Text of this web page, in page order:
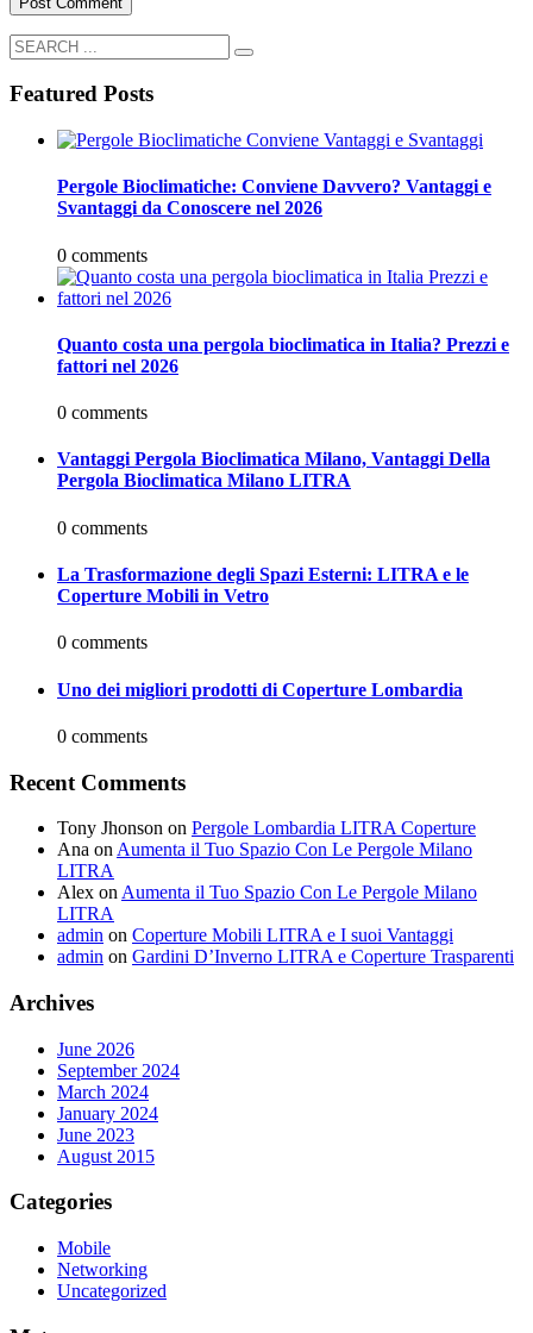
Featured Posts
Pergole Bioclimatiche: Conviene Davvero? Vantaggi e
Svantaggi da Conoscere nel 2026
0 comments
Quanto costa una pergola bioclimatica in Italia? Prezzi e
fattori nel 2026
0 comments
Vantaggi Pergola Bioclimatica Milano, Vantaggi Della
Pergola Bioclimatica Milano LITRA
0 comments
La Trasformazione degli Spazi Esterni: LITRA e le
Coperture Mobili in Vetro
0 comments
Uno dei migliori prodotti di Coperture Lombardia
0 comments
Recent Comments
Tony Jhonson on Pergole Lombardia LITRA Coperture
Ana on Aumenta il Tuo Spazio Con Le Pergole Milano
LITRA
Alex on Aumenta il Tuo Spazio Con Le Pergole Milano
LITRA
admin on Coperture Mobili LITRA e I suoi Vantaggi
admin on Gardini D’Inverno LITRA e Coperture Trasparenti
Archives
June 2026
September 2024
March 2024
January 2024
June 2023
August 2015
Categories
Mobile
Networking
Uncategorized